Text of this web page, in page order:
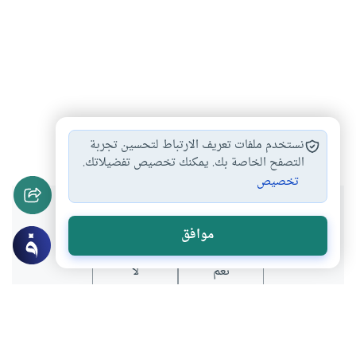
رمضان # الزمن
هل انتفعت بهذا المحتوى؟
نعم لا
نستخدم ملفات تعريف الارتباط لتحسين تجربة
التصفح الخاصة بك. يمكنك تخصيص تفضيلاتك.
تخصيص
موافق